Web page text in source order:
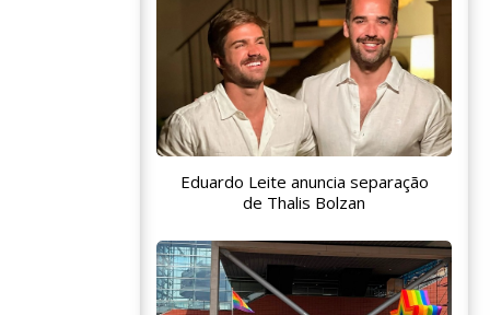
Eduardo Leite anuncia separação
de Thalis Bolzan